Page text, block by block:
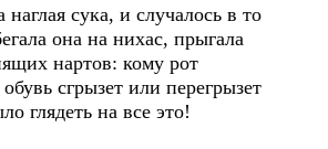
сука, и случалось в то
она на нихас, прыгала
нартов: кому рот
сгрызет или перегрызет
глядеть на все это!